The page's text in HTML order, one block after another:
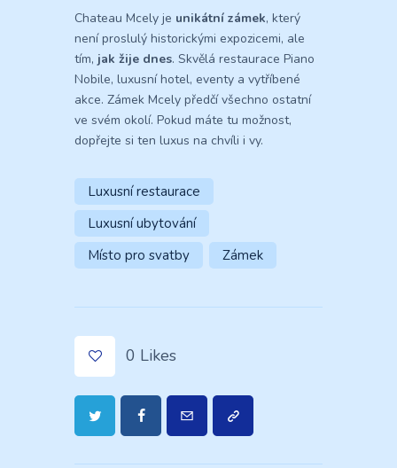
Chateau Mcely je unikátní zámek, který
není proslulý historickými expozicemi, ale
tím, jak žije dnes. Skvělá restaurace Piano
Nobile, luxusní hotel, eventy a vytříbené
akce. Zámek Mcely předčí všechno ostatní
ve svém okolí. Pokud máte tu možnost,
dopřejte si ten luxus na chvíli i vy.
Luxusní restaurace
Luxusní ubytování
Místo pro svatby
Zámek
0 Likes